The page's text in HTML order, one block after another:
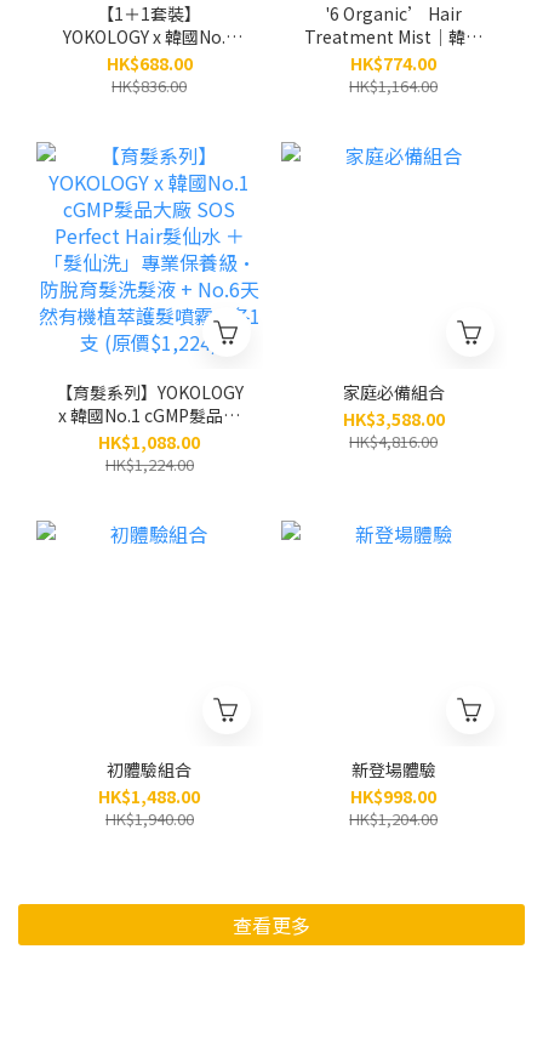
【1＋1套裝】
YOKOLOGY x 韓國No.1
cGMP髮品大廠 SOS
Perfect Hair髮仙水
髮液（300ml） / 各1支
(原價$836)
HK$688.00
HK$836.00
'6 Organic’ Hair
Treatment Mist│韓國
No.6天然有機植萃護髮噴
霧（免沖洗）
HK$774.00
HK$1,164.00
【育髮系列】YOKOLOGY
x 韓國No.1 cGMP髮品大
廠 SOS Perfect Hair髮仙
水 ＋「髮仙洗」專業保
霧 / 各1支 (原價$1,224)
HK$1,088.00
HK$1,224.00
家庭必備組合
HK$3,588.00
HK$4,816.00
初體驗組合
HK$1,488.00
HK$1,940.00
新登場體驗
HK$998.00
HK$1,204.00
查看更多